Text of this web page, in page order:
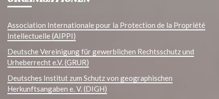
Association Internationale pour la Protection de la Propriété
Intellectuelle (AIPPI)
Deutsche Vereinigung für gewerblichen Rechtsschutz und
Urheberrecht e.V. (GRUR)
Deutsches Institut zum Schutz von geographischen
Herkunftsangaben e. V. (DIGH)